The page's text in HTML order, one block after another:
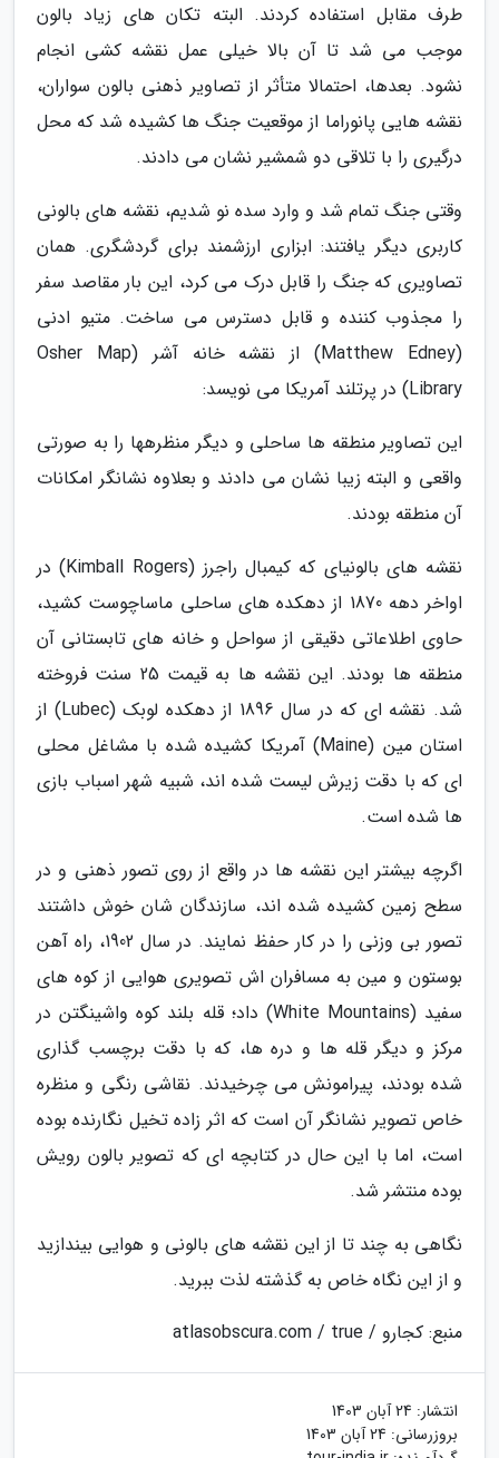
طرف مقابل استفاده کردند. البته تکان های زیاد بالون
موجب می شد تا آن بالا خیلی عمل نقشه کشی انجام
نشود. بعدها، احتمالا متأثر از تصاویر ذهنی بالون سواران،
نقشه هایی پانوراما از موقعیت جنگ ها کشیده شد که محل
درگیری را با تلاقی دو شمشیر نشان می دادند.
وقتی جنگ تمام شد و وارد سده نو شدیم، نقشه های بالونی
کاربری دیگر یافتند: ابزاری ارزشمند برای گردشگری. همان
تصاویری که جنگ را قابل درک می کرد، این بار مقاصد سفر
را مجذوب کننده و قابل دسترس می ساخت. متیو ادنی
(Matthew Edney) از نقشه خانه آشر (Osher Map
Library) در پرتلند آمریکا می نویسد:
این تصاویر منطقه ها ساحلی و دیگر منظرهها را به صورتی
واقعی و البته زیبا نشان می دادند و بعلاوه نشانگر امکانات
آن منطقه بودند.
نقشه های بالونیای که کیمبال راجرز (Kimball Rogers) در
اواخر دهه 1870 از دهکده های ساحلی ماساچوست کشید،
حاوی اطلاعاتی دقیقی از سواحل و خانه های تابستانی آن
منطقه ها بودند. این نقشه ها به قیمت 25 سنت فروخته
شد. نقشه ای که در سال 1896 از دهکده لوبک (Lubec) از
استان مین (Maine) آمریکا کشیده شده با مشاغل محلی
ای که با دقت زیرش لیست شده اند، شبیه شهر اسباب بازی
ها شده است.
اگرچه بیشتر این نقشه ها در واقع از روی تصور ذهنی و در
سطح زمین کشیده شده اند، سازندگان شان خوش داشتند
تصور بی وزنی را در کار حفظ نمایند. در سال 1902، راه آهن
بوستون و مین به مسافران اش تصویری هوایی از کوه های
سفید (White Mountains) داد؛ قله بلند کوه واشینگتن در
مرکز و دیگر قله ها و دره ها، که با دقت برچسب گذاری
شده بودند، پیرامونش می چرخیدند. نقاشی رنگی و منظره
خاص تصویر نشانگر آن است که اثر زاده تخیل نگارنده بوده
است، اما با این حال در کتابچه ای که تصویر بالون رویش
بوده منتشر شد.
نگاهی به چند تا از این نقشه های بالونی و هوایی بیندازید
و از این نگاه خاص به گذشته لذت ببرید.
منبع: کجارو / atlasobscura.com / true
انتشار: 24 آبان 1403
بروزرسانی: 24 آبان 1403